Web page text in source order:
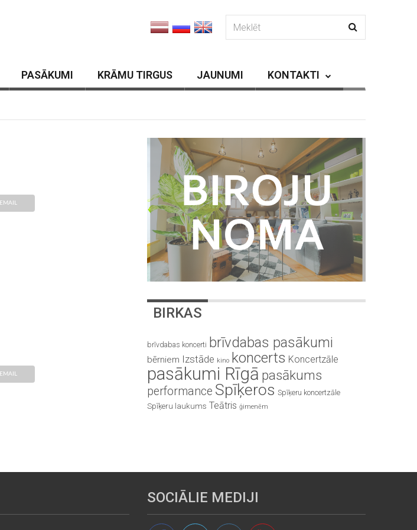
PASĀKUMI KRĀMU TIRGUS JAUNUMI KONTAKTI
EMAIL
EMAIL
BIRKAS
brīvdabas koncerti brīvdabas pasākumi
bērniem Izstāde kino koncerts Koncertzāle
pasākumi Rīgā pasākums
performance Spīķeros Spīķeru koncertzāle
Spīķeru laukums Teātris ģimenēm
SOCIĀLIE MEDIJI